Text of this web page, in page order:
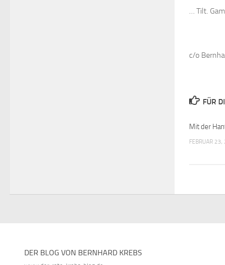
… Tilt.
c/o
FÜR
Mit der
FEBRUAR
DER BLOG VON BERNHARD KREBS